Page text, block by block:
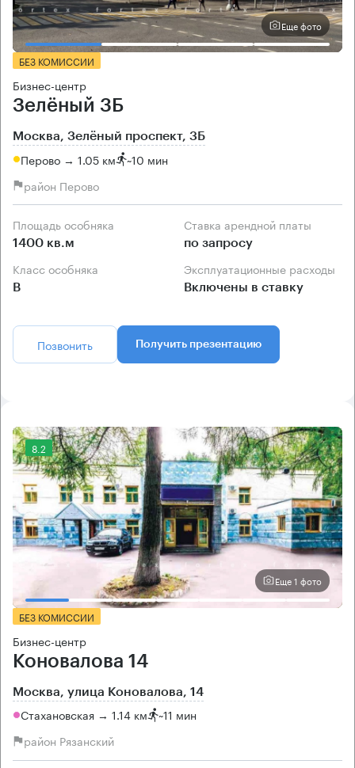
Еще фото
БЕЗ КОМИССИИ
Бизнес-центр
Зелёный 3Б
Москва, Зелёный проспект, 3Б
Перово → 1.05 км ~10 мин
район Перово
Площадь особняка
1400 кв.м
Ставка арендной платы
по запросу
Класс особняка
B
Эксплуатационные расходы
Включены в ставку
Позвонить Получить презентацию
8.2
Еще 1 фото
БЕЗ КОМИССИИ
Бизнес-центр
Коновалова 14
Москва, улица Коновалова, 14
Стахановская → 1.14 км ~11 мин
район Рязанский